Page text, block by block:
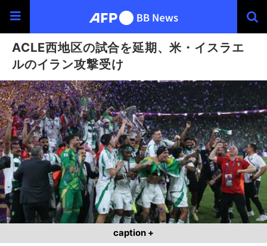
ACLE西地区の試合を延期、米・イスラエ
ルのイラン攻撃受け
caption +